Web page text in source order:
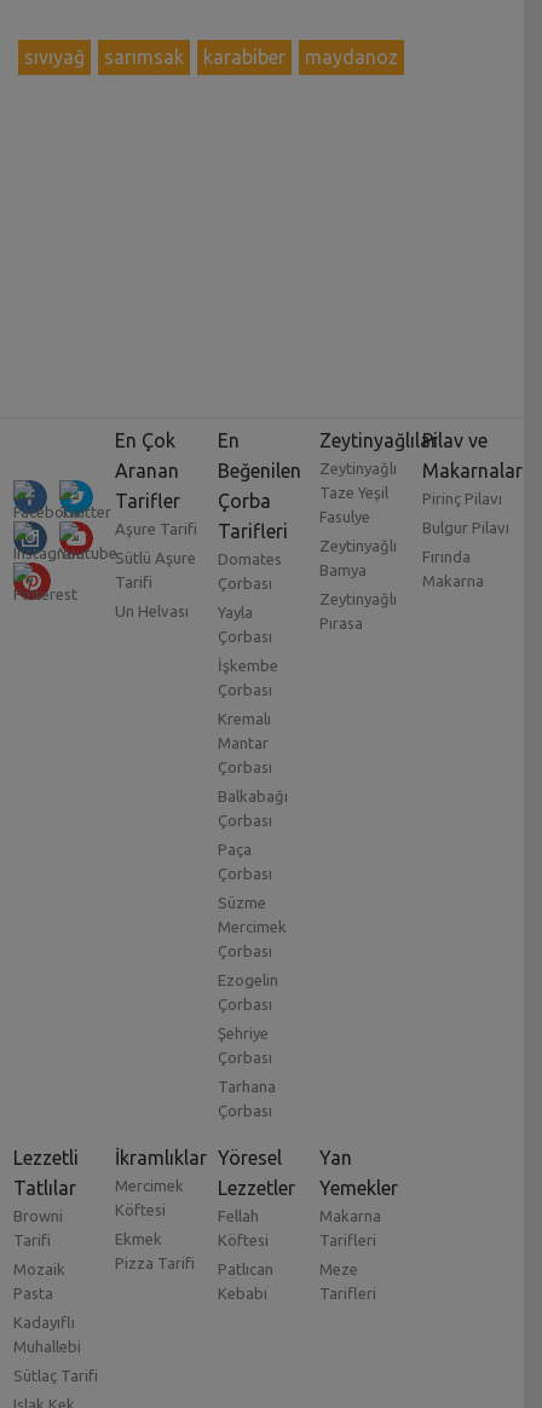
sıvıyağ sarımsak karabiber maydanoz
En Çok
Aranan
Tarifler
Aşure Tarifi
Sütlü Aşure
Tarifi
Un Helvası
En
Beğenilen
Çorba
Tarifleri
Domates
Çorbası
Yayla
Çorbası
İşkembe
Çorbası
Kremalı
Mantar
Çorbası
Balkabağı
Çorbası
Paça
Çorbası
Süzme
Mercimek
Çorbası
Ezogelin
Çorbası
Şehriye
Çorbası
Tarhana
Çorbası
Zeytinyağlılar
Zeytinyağlı
Taze Yeşil
Fasulye
Zeytinyağlı
Bamya
Zeytinyağlı
Pırasa
Pilav ve
Makarnalar
Pirinç Pilavı
Bulgur Pilavı
Fırında
Makarna
Lezzetli
Tatlılar
Browni
Tarifi
Mozaik
Pasta
Kadayıflı
Muhallebi
Sütlaç Tarifi
Islak Kek
İkramlıklar
Mercimek
Köftesi
Ekmek
Pizza Tarifi
Yöresel
Lezzetler
Fellah
Köftesi
Patlıcan
Kebabı
Yan
Yemekler
Makarna
Tarifleri
Meze
Tarifleri